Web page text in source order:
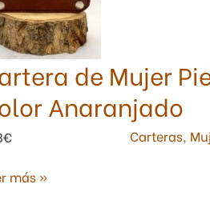
de Mujer
Anaranjado
Carteras,
más »